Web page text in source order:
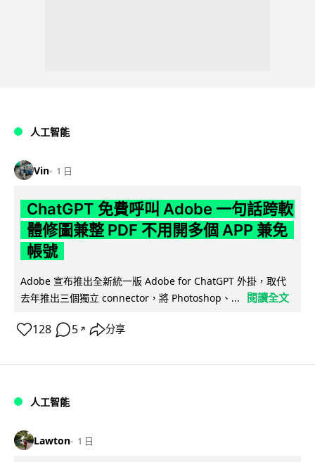
人工智能
Vin 1 日
ChatGPT 免費呼叫 Adobe 一句話跨軟
體修圖兼整 PDF 不用開多個 APP 兼免
帳號
Adobe 宣布推出全新統一版 Adobe for ChatGPT 外掛，取代
去年推出三個獨立 connector，將 Photoshop、...
閱讀全文
128 5 ↗ 分享
人工智能
Lawton 1 日